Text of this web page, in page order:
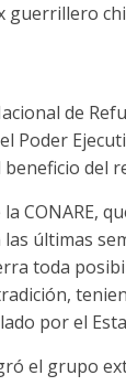
guerrillero
de
Poder
del
la CONARE,
últimas
toda
por el
el grupo